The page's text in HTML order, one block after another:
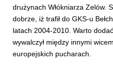
drużynach Włókniarza Zelów.
dobrze, iż trafił do GKS-u
latach 2004-2010. Warto
wywalczył między innymi
europejskich pucharach.